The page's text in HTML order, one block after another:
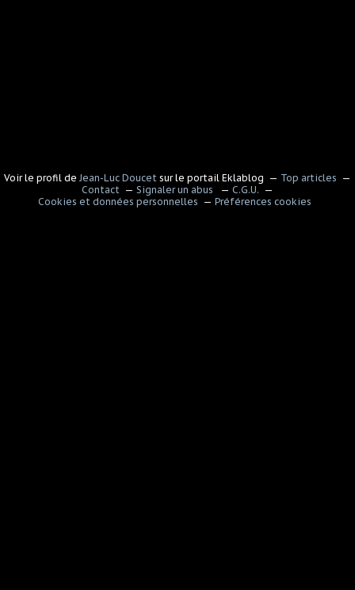
Voir le profil de Jean-Luc Doucet sur le portail Eklablog
Top articles
Contact
Signaler un abus
C.G.U.
Cookies et données personnelles
Préférences cookies